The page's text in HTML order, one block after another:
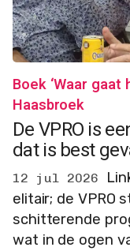
Boek ‘Waar
Haasbroek
De VPRO is
dat is best
12 jul 2026
elitair; de VPRO
schitterende
wat in de ogen